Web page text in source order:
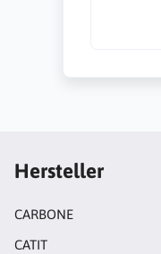
Hersteller
CARBONE
CATIT